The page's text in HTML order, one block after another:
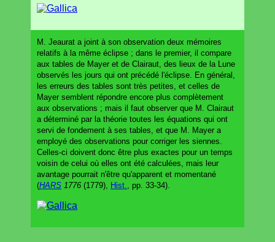
M. Jeaurat a joint à son observation deux mémoires
relatifs à la même éclipse ; dans le premier, il compare
aux tables de Mayer et de Clairaut, des lieux de la Lune
observés les jours qui ont précédé l'éclipse. En général,
les erreurs des tables sont très petites, et celles de
Mayer semblent répondre encore plus complètement
aux observations ; mais il faut observer que M. Clairaut
a déterminé par la théorie toutes les équations qui ont
servi de fondement à ses tables, et que M. Mayer a
employé des observations pour corriger les siennes.
Celles-ci doivent donc être plus exactes pour un temps
voisin de celui où elles ont été calculées, mais leur
avantage pourrait n'être qu'apparent et momentané
(HARS 1776 (1779), Hist., pp. 33-34).